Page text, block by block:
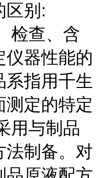
区别:
检查、含
仪器性能的
系指用千生
测定的特定
用与制品
法制备。对